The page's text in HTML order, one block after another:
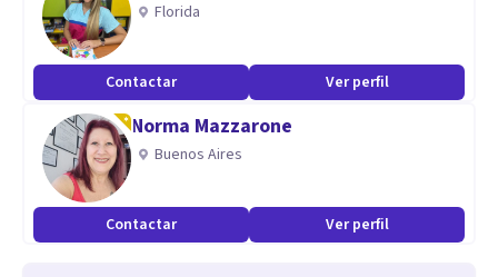
Florida
Contactar Ver perfil
Norma Mazzarone
Buenos Aires
Contactar Ver perfil